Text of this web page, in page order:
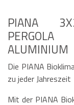
PIANA
PERGOLA
ALUMINIUM
Die PIANA
zu jeder Jahreszeit
Mit der PIANA